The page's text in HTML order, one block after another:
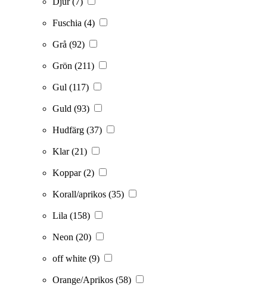
Fuschia (4)
Grå (92)
Grön (211)
Gul (117)
Guld (93)
Hudfärg (37)
Klar(21)
Koppar(2)
Korall/aprikos (35)
Lila (158)
Neon (20)
off white (9)
Orange/Aprikos (58)